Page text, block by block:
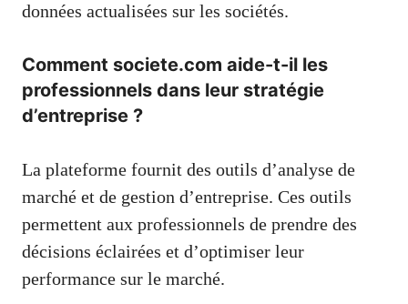
données actualisées sur les sociétés.
Comment societe.com aide-t-il les
professionnels dans leur stratégie
d’entreprise ?
La plateforme fournit des outils d’analyse de
marché et de gestion d’entreprise. Ces outils
permettent aux professionnels de prendre des
décisions éclairées et d’optimiser leur
performance sur le marché.